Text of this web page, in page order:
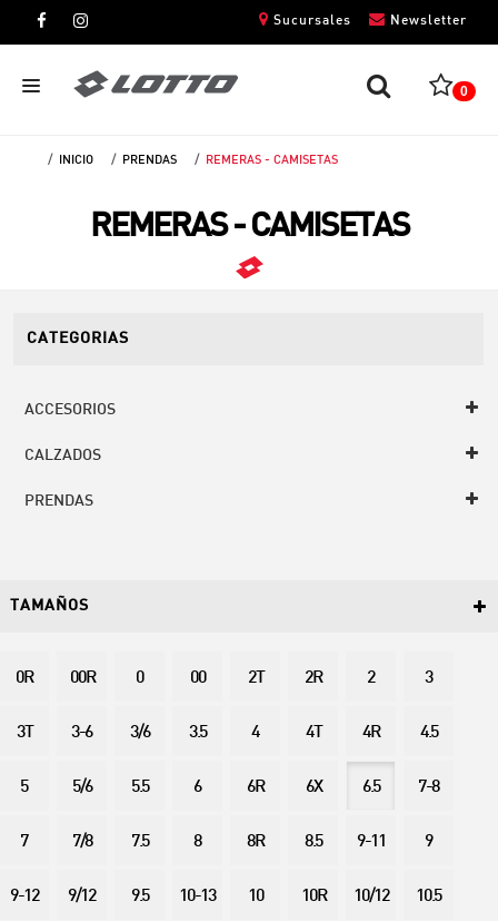
Newsletter
Sucursales
0
INICIO PRENDAS REMERAS - CAMISETAS
REMERAS - CAMISETAS
CATEGORIAS
ACCESORIOS
CALZADOS
PRENDAS
TAMAÑOS
0R 00R 0 00 2T 2R 2 3
3T 3-6 3/6 3.5 4 4T 4R 4.5
5 5/6 5.5 6 6R 6X 6.5 7-8
7 7/8 7.5 8 8R 8.5 9-11 9
9-12 9/12 9.5 10-13 10 10R 10/12 10.5